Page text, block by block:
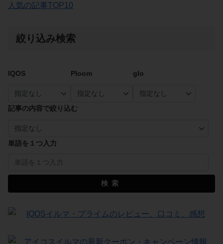
人気の記事TOP10
絞り込み検索
IQOS Ploom glo
記事の内容で絞り込む
単語を１つ入力
検索